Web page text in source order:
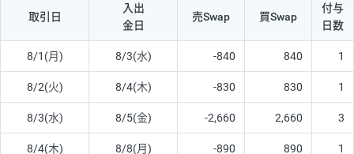
取引日
入出
金日
売Swap 買Swap
付与
日数
8/1(月) 8/3(水) -840 840 1
8/2(火) 8/4(木) -830 830 1
8/3(水) 8/5(金) -2,660 2,660 3
8/4(木) 8/8(月) -890 890 1